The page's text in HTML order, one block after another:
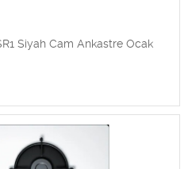
Siyah Cam Ankastre Ocak